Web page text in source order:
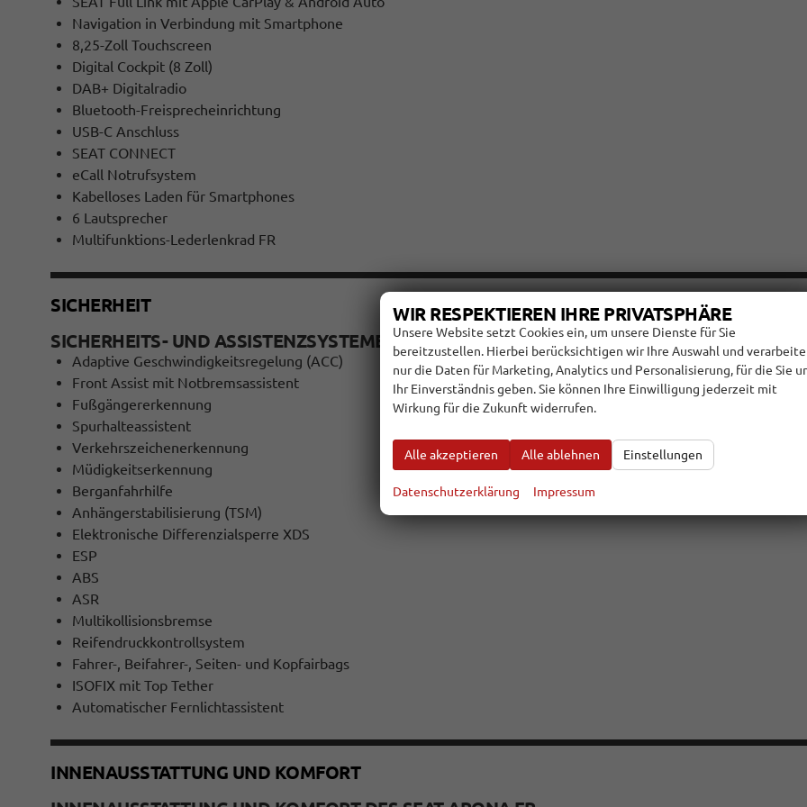
Navigation in Verbindung mit Smartphone
8,25-Zoll Touchscreen
Digital Cockpit (8 Zoll)
DAB+ Digitalradio
Bluetooth-Freisprecheinrichtung
USB-C Anschluss
SEAT CONNECT
eCall Notrufsystem
Kabelloses Laden für Smartphones
6 Lautsprecher
Multifunktions-Lederlenkrad FR
SICHERHEIT
SICHERHEITS- UND ASSISTENZSYSTEME DES SEAT ARONA FR
Adaptive Geschwindigkeitsregelung (ACC)
Front Assist mit Notbremsassistent
Fußgängererkennung
Spurhalteassistent
Verkehrszeichenerkennung
Müdigkeitserkennung
Berganfahrhilfe
Anhängerstabilisierung (TSM)
Elektronische Differenzialsperre XDS
ESP
ABS
ASR
Multikollisionsbremse
Reifendruckkontrollsystem
Fahrer-, Beifahrer-, Seiten- und Kopfairbags
ISOFIX mit Top Tether
Automatischer Fernlichtassistent
INNENAUSSTATTUNG UND KOMFORT
WIR RESPEKTIEREN IHRE PRIVATSPHÄRE
Unsere Website setzt Cookies ein, um unsere Dienste für Sie
bereitzustellen. Hierbei berücksichtigen wir Ihre Auswahl und
nur die Daten für Marketing, Analytics und Personalisierung, für die Sie
Ihr Einverständnis geben. Sie können Ihre Einwilligung jederzeit mit
Wirkung für die Zukunft widerrufen.
Alle akzeptieren Alle ablehnen Einstellungen
Datenschutzerklärung Impressum